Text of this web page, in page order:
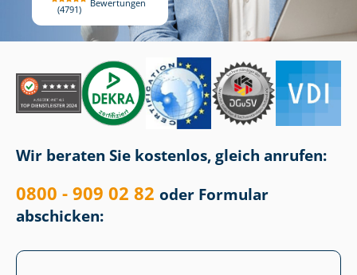
4791
Bewertungen
Wir beraten Sie kostenlos, gleich anrufen:
0800 - 909 02 82 oder Formular
abschicken: